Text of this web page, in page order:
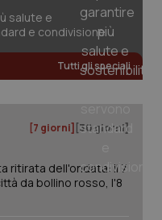
salute e
e condivisione
Tutti gli speciali
[7 giorni] [30 giorni]
ritirata dell'ondata: il 7
da bollino rosso, l'8
www.quotidianosanita.it
5